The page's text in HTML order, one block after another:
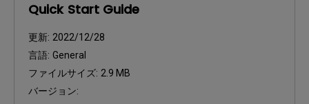
Quick Start Guide
更新: 2022/12/28
言語: General
ファイルサイズ: 2.9 MB
バージョン: